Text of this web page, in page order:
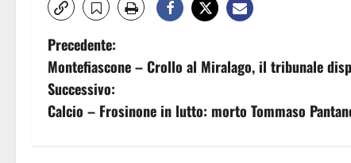
N
a
v
Precedente:
Montefiascone – Crollo al Miralago, il tribunale
Successivo:
Calcio – Frosinone in lutto: morto Tommaso